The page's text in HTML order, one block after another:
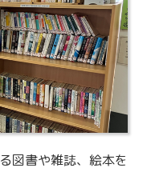
図書や雑誌、絵本を